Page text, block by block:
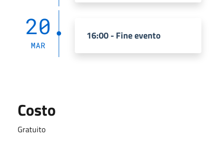
20
MAR
16:00 - Fine evento
Costo
Gratuito